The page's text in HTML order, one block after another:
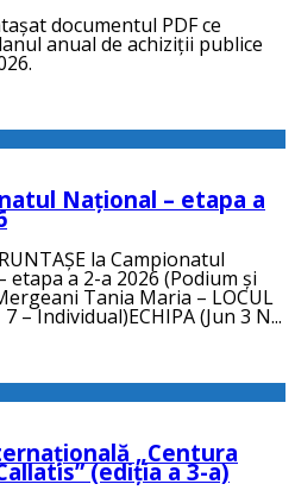
documentul PDF ce
anual de achiziții publice
Național – etapa a
la Campionatul
etapa a 2-a 2026 (Podium și
Tania Maria – LOCUL
7 – Individual)ECHIPA (Jun 3 N...
„Centura
(ediția a 3-a)